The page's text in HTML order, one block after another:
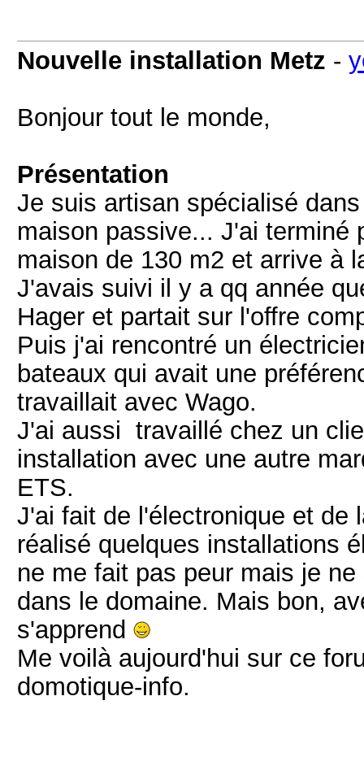
Nouvelle installation Metz -
Bonjour tout le monde,
Présentation
Je suis artisan spécialisé
maison passive... J'ai terminé
maison de 130 m2 et arrive à
J'avais suivi il y a qq année
Hager et partait sur l'offre
Puis j'ai rencontré un
bateaux qui avait une
travaillait avec Wago.
J'ai aussi travaillé chez un
installation avec une autre
ETS.
J'ai fait de l'électronique et de
réalisé quelques installations
ne me fait pas peur mais je
dans le domaine. Mais bon,
s'apprend
Me voilà aujourd'hui sur ce
domotique-info.